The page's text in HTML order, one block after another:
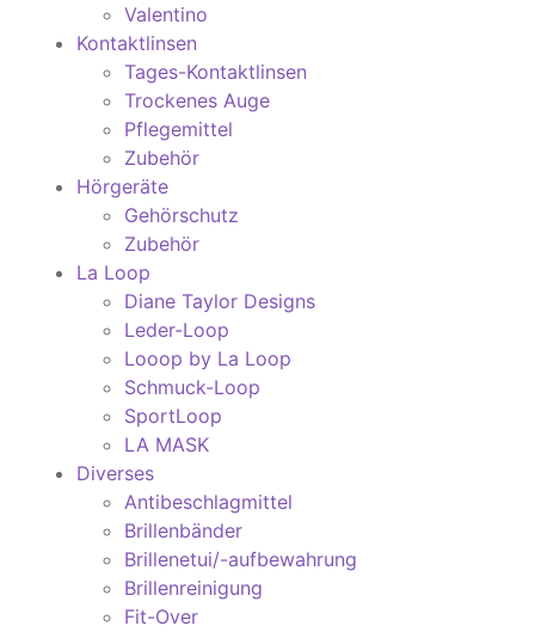
Valentino
Kontaktlinsen
Tages-Kontaktlinsen
Trockenes Auge
Pflegemittel
Zubehör
Hörgeräte
Gehörschutz
Zubehör
La Loop
Diane Taylor Designs
Leder-Loop
Looop by La Loop
Schmuck-Loop
SportLoop
LA MASK
Diverses
Antibeschlagmittel
Brillenbänder
Brillenetui/-aufbewahrung
Brillenreinigung
Fit-Over